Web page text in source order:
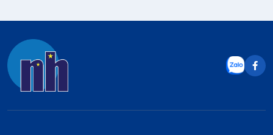
sáp này có màu
cứng và giòn.
nó được thiết kế